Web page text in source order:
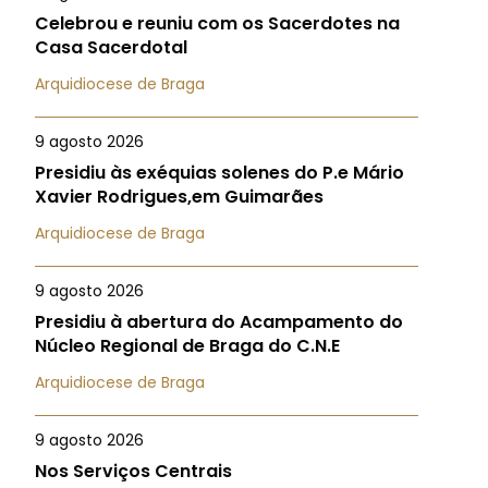
Celebrou e reuniu com os Sacerdotes na
Casa Sacerdotal
Arquidiocese de Braga
9 agosto 2026
Presidiu às exéquias solenes do P.e Mário
Xavier Rodrigues,em Guimarães
Arquidiocese de Braga
9 agosto 2026
Presidiu à abertura do Acampamento do
Núcleo Regional de Braga do C.N.E
Arquidiocese de Braga
9 agosto 2026
Nos Serviços Centrais